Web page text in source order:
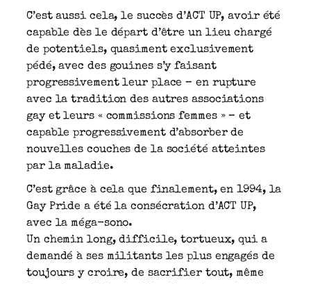
C’est aussi cela, le succès d’ACT UP, avoir été
capable dès le départ d’être un lieu chargé
de potentiels, quasiment exclusivement
pédé, avec des gouines s’y faisant
progressivement leur place – en rupture
avec la tradition des autres associations
gay et leurs « commissions femmes » – et
capable progressivement d’absorber de
nouvelles couches de la société atteintes
par la maladie.
C’est grâce à cela que finalement, en 1994, la
Gay Pride a été la consécration d’ACT UP,
avec la méga-sono.
Un chemin long, difficile, tortueux, qui a
demandé à ses militants les plus engagés de
toujours y croire, de sacrifier tout, même